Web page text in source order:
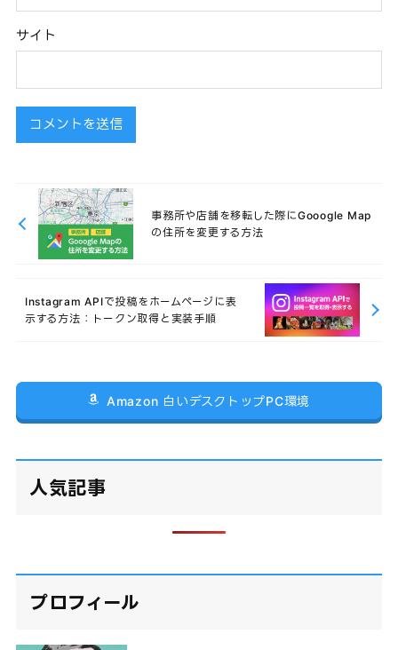
サイト
事務所や店舗を移転した際にGooogle Map
の住所を変更する方法
Instagram APIで投稿をホームページに表
示する方法：トークン取得と実装手順
Amazon 白いデスクトップPC環境
人気記事
プロフィール